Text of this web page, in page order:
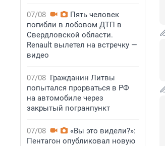
07/08
Пять человек
погибли в лобовом ДТП в
Свердловской области.
Renault вылетел на встречку —
видео
07/08 Гражданин Литвы
попытался прорваться в РФ
на автомобиле через
закрытый погранпункт
07/08
«Вы это видели?»:
Пентагон опубликовал новую